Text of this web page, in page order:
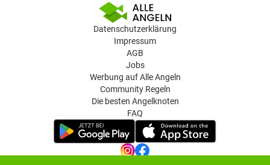
Datenschutzerklärung
Impressum
AGB
Jobs
Werbung auf Alle Angeln
Community Regeln
Die besten Angelknoten
FAQ